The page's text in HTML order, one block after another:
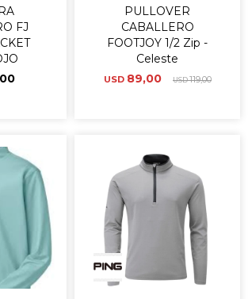
FJ
PULLOVER
CABALLERO
FOOTJOY 1/2 Zip -
Celeste
USD 89,00 USD119,00